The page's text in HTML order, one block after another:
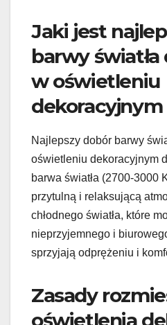
Jaki jest
barwy
w oświetleniu
dekoracyjnym
Najlepszy dobór barwy
oświetleniu dekoracyjnym
barwa światła (2700-3000
przytulną i relaksującą
chłodnego światła, które
nieprzyjemnego i
sprzyjają odprężeniu i
Zasady
oświetlenia